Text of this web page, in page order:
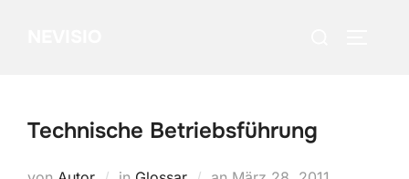
Technische Betriebsführung